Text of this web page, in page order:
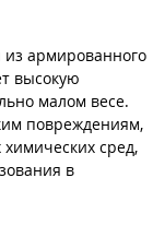
из армированного
высокую
малом весе.
повреждениям,
сред,
в